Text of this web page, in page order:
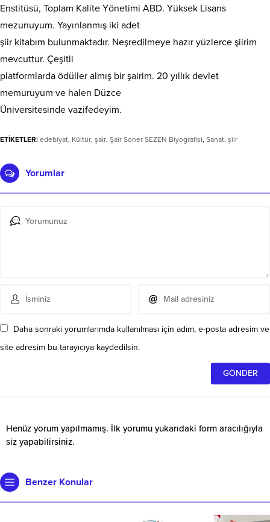
Enstitüsü, Toplam Kalite Yönetimi ABD. Yüksek Lisans
mezunuyum. Yayınlanmış iki adet
şiir kitabım bulunmaktadır. Neşredilmeye hazır yüzlerce şiirim
mevcuttur. Çeşitli
platformlarda ödüller almış bir şairim. 20 yıllık devlet
memuruyum ve halen Düzce
Üniversitesinde vazifedeyim.
ETİKETLER: edebiyat, Kültür, şair, Şair Soner SEZEN Biyografisi, Sanat, şiir
Yorumlar
Daha sonraki yorumlarımda kullanılması için adım, e-posta adresim ve
site adresim bu tarayıcıya kaydedilsin.
Henüz yorum yapılmamış. İlk yorumu yukarıdaki form aracılığıyla
siz yapabilirsiniz.
Benzer Konular